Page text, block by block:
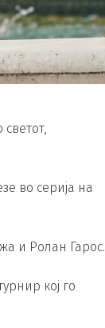
во серија на
и Ролан Гарос.
кој го